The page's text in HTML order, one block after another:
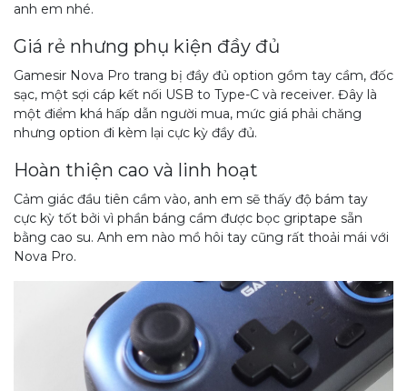
anh em nhé.
Giá rẻ nhưng phụ kiện đầy đủ
Gamesir Nova Pro trang bị đầy đủ option gồm tay cầm, đốc
sạc, một sợi cáp kết nối USB to Type-C và receiver. Đây là
một điểm khá hấp dẫn người mua, mức giá phải chăng
nhưng option đi kèm lại cực kỳ đầy đủ.
Hoàn thiện cao và linh hoạt
Cảm giác đầu tiên cầm vào, anh em sẽ thấy độ bám tay
cực kỳ tốt bởi vì phần báng cầm được bọc griptape sẵn
bằng cao su. Anh em nào mồ hôi tay cũng rất thoải mái với
Nova Pro.